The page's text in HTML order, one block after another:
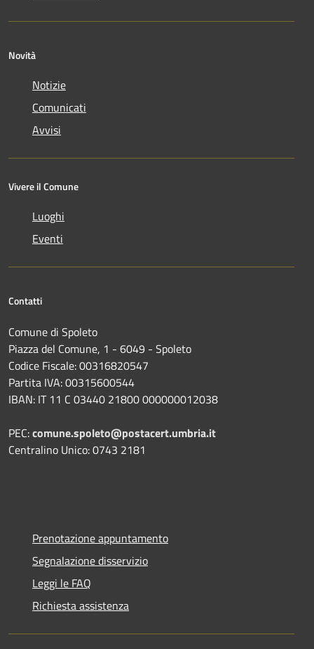
Novità
Notizie
Comunicati
Avvisi
Vivere il Comune
Luoghi
Eventi
Contatti
Comune di Spoleto
Piazza del Comune, 1 - 6049 - Spoleto
Codice Fiscale: 00316820547
Partita IVA: 00315600544
IBAN: IT 11 C 03440 21800 000000012038
PEC:comune.spoleto@postacert.umbria.it
Centralino Unico: 0743 2181
Prenotazione appuntamento
Segnalazione disservizio
Leggi le FAQ
Richiesta assistenza